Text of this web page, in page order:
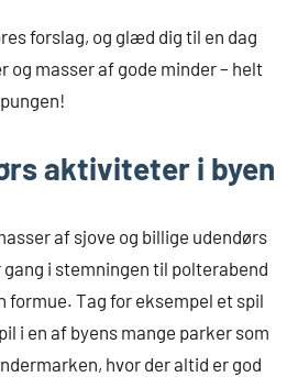
forslag, og glæd dig til en dag
masser af gode minder – helt
aktiviteter i byen
af sjove og billige udendørs
i stemningen til polterabend
formue. Tag for eksempel et spil
i en af byens mange parker som
hvor der altid er god